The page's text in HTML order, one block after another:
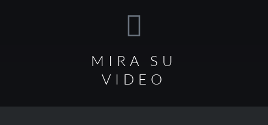
MIRA SU
VIDEO